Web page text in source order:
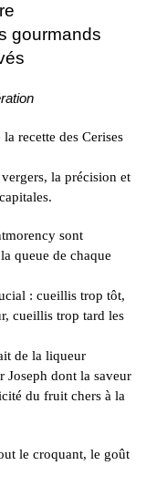
gourmands
des Cerises
la précision et
sont
queue de chaque
: cueillis trop tôt,
cueillis trop tard les
de la liqueur
Joseph dont la saveur
du fruit chers à la
le croquant, le goût